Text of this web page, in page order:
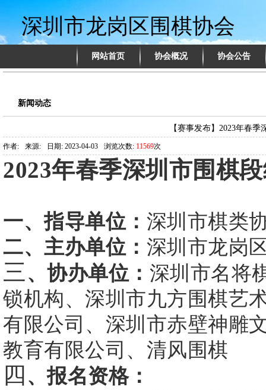
深圳市龙岗区围棋协会
网站首页 协会概况 协会公告
新闻动态
【赛事发布】2023年春
作者: 来源: 日期: 2023-04-03 浏览次数: 11569次
2023年春季深圳市围棋
一、指导单位： 深圳市棋类
二、主办单位： 深圳市龙岗
三、协办单位： 深圳市名将
锁机构、深圳市九方围棋艺
有限公司、深圳市赤壁神雕
教育有限公司、清风围棋
四 、报名资格：